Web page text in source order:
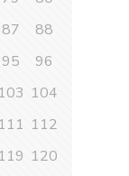
87
88
95
96
103 104
111 112
119 120